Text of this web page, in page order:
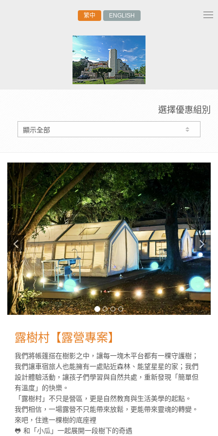
繁中 ENGLISH
選擇優惠組別
露樹村【露營專案】
我們將帳篷搭在樹影之中，讓每一塊木平台都有一棵守護樹；
我們讓車宿旅人也能擁有一處貼近森林、能望星星的家；我們
設計體驗活動，讓孩子們學習與自然共處，重新發現「簡單但
有溫度」的快樂。
「露樹村」不只是營區，更是自然教育與生活美學的起點。
我們相信，一場露營不只能帶來放鬆，更能帶來靈魂的轉變。
來吧，住進一棵樹的底座裡
🐸 和「小瓜」一起展開一段樹下的奇遇